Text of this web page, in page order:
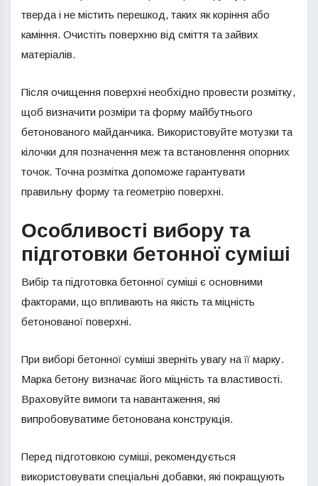
тверда і не містить перешкод, таких як коріння або
каміння. Очистіть поверхню від сміття та зайвих
матеріалів.
Після очищення поверхні необхідно провести розмітку,
щоб визначити розміри та форму майбутнього
бетонованого майданчика. Використовуйте мотузки та
кілочки для позначення меж та встановлення опорних
точок. Точна розмітка допоможе гарантувати
правильну форму та геометрію поверхні.
Особливості вибору та
підготовки бетонної суміші
Вибір та підготовка бетонної суміші є основними
факторами, що впливають на якість та міцність
бетонованої поверхні.
При виборі бетонної суміші зверніть увагу на її марку.
Марка бетону визначає його міцність та властивості.
Враховуйте вимоги та навантаження, які
випробовуватиме бетонована конструкція.
Перед підготовкою суміші, рекомендується
використовувати спеціальні добавки, які покращують